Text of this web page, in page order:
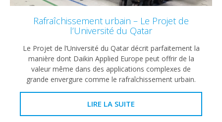
Rafraîchissement urbain – Le Projet de
l’Université du Qatar
Le Projet de l’Université du Qatar décrit parfaitement la
manière dont Daikin Applied Europe peut offrir de la
valeur même dans des applications complexes de
grande envergure comme le rafraîchissement urbain.
LIRE LA SUITE